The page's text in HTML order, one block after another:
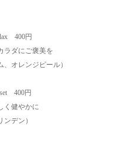
400円
ラダにご褒美を
オレンジピール）
400円
く健やかに
デン）